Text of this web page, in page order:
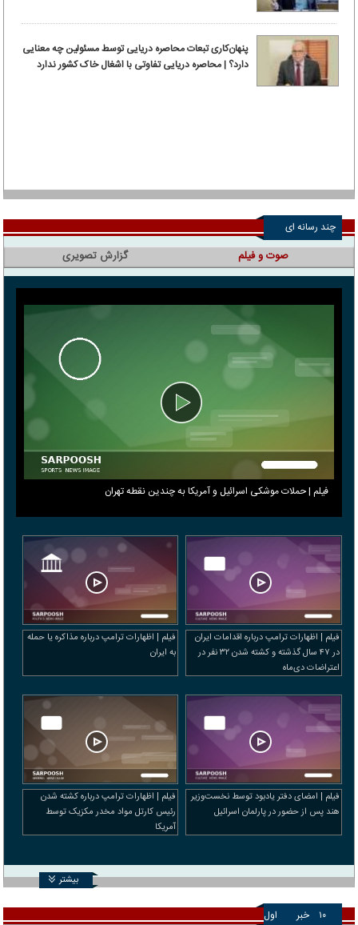
پنهان‌کاری تبعات محاصره دریایی توسط مسئولین چه معنایی
دارد؟ | محاصره دریایی تفاوتی با اشغال خاک کشور ندارد
چند رسانه ای
صوت و فیلم
فیلم | حملات موشکی اسرائیل و آمریکا به چندین نقطه تهران
فیلم | اظهارات ترامپ درباره اقدامات ایران
در ۴۷ سال گذشته و کشته شدن ۳۲ نفر در
اعتراضات دی‌ماه
فیلم | اظهارات ترامپ درباره مذاکره یا حمله
به ایران
فیلم | امضای دفتر یادبود توسط نخست‌وزیر
هند پس از حضور در پارلمان اسرائیل
فیلم | اظهارات ترامپ درباره کشته شدن
رئیس کارتل مواد مخدر مکزیک توسط
آمریکا
بیشتر
گزارش تصویری
۱۰ خبر اول